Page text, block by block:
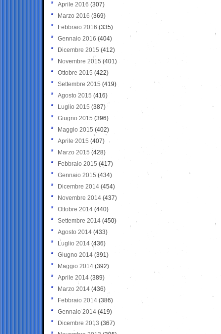
Aprile 2016 (307)
Marzo 2016 (369)
Febbraio 2016 (335)
Gennaio 2016 (404)
Dicembre 2015 (412)
Novembre 2015 (401)
Ottobre 2015 (422)
Settembre 2015 (419)
Agosto 2015 (416)
Luglio 2015 (387)
Giugno 2015 (396)
Maggio 2015 (402)
Aprile 2015 (407)
Marzo 2015 (428)
Febbraio 2015 (417)
Gennaio 2015 (434)
Dicembre 2014 (454)
Novembre 2014 (437)
Ottobre 2014 (440)
Settembre 2014 (450)
Agosto 2014 (433)
Luglio 2014 (436)
Giugno 2014 (391)
Maggio 2014 (392)
Aprile 2014 (389)
Marzo 2014 (436)
Febbraio 2014 (386)
Gennaio 2014 (419)
Dicembre 2013 (367)